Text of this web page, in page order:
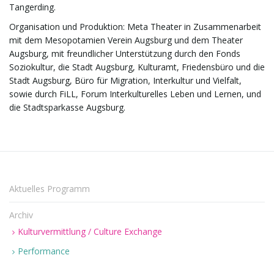
o
Tangerding.
Organisation und Produktion: Meta Theater in Zusammenarbeit
mit dem Mesopotamien Verein Augsburg und dem Theater
Augsburg, mit freundlicher Unterstützung durch den Fonds
Soziokultur, die Stadt Augsburg, Kulturamt, Friedensbüro und die
Stadt Augsburg, Büro für Migration, Interkultur und Vielfalt,
sowie durch FiLL, Forum Interkulturelles Leben und Lernen, und
die Stadtsparkasse Augsburg.
Aktuelles Programm
Archiv
Kulturvermittlung / Culture Exchange
Performance